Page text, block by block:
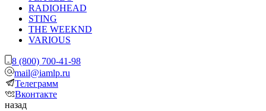
RADIOHEAD
STING
THE WEEKND
VARIOUS
8 (800) 700-41-98
mail@iamlp.ru
Телеграмм
Вконтакте
назад